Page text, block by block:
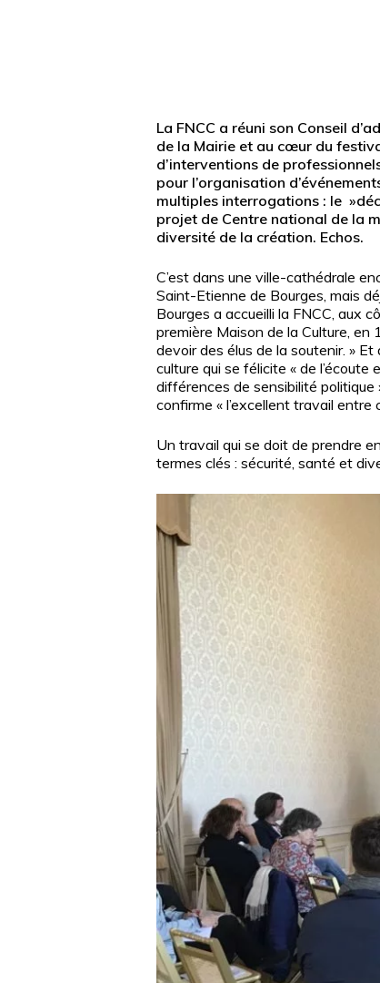
Appuyez sur Entrée pour une recherche ou
La FNCC a réuni son Conseil
de la Mairie et au cœur du
d’interventions de
pour l’organisation
multiples interrogations : le
projet de Centre national de la
diversité de la création. Echos.
C’est dans une ville-cathédrale
Saint-Etienne de Bourges, mais
Bourges a accueilli la FNCC, aux
première Maison de la Culture, en
devoir des élus de la soutenir. »
culture qui se félicite « de
différences de sensibilité politique
confirme « l’excellent travail
Un travail qui se doit de prendre
termes clés : sécurité, santé et